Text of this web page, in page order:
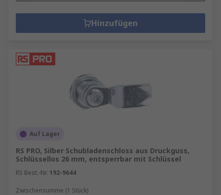
Hinzufügen
Auf Lager
RS PRO, Silber Schubladenschloss aus Druckguss,
Schlüssellos 26 mm, entsperrbar mit Schlüssel
RS Best.-Nr. 192-9644
Zwischensumme (1 Stück)